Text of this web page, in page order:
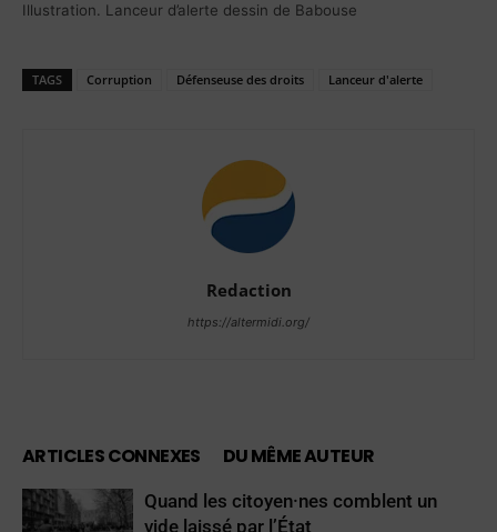
Illustration. Lanceur d’alerte dessin de Babouse
TAGS Corruption Défenseuse des droits Lanceur d'alerte
Redaction
https://altermidi.org/
ARTICLES CONNEXES DU MÊME AUTEUR
Quand les citoyen·nes comblent un
vide laissé par l’État